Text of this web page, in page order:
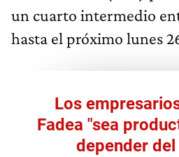
un cuarto intermedio
hasta el próximo lunes
Los
Fadea "sea
depender del